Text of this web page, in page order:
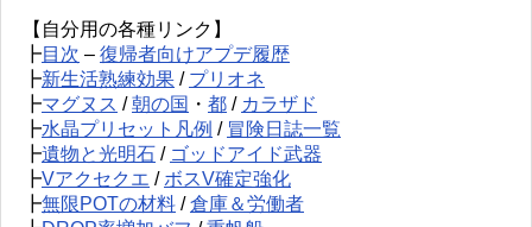
【自分用の各種リンク】
┣目次 – 復帰者向けアプデ履歴
┣新生活熟練効果 / プリオネ
┣マグヌス /朝の国 ・ 都 / カラザド
┣水晶プリセット凡例 / 冒険日誌一覧
┣遺物と光明石 / ゴッドアイド武器
┣Vアクセクエ / ボスV確定強化
┣無限POTの材料 /倉庫＆労働者